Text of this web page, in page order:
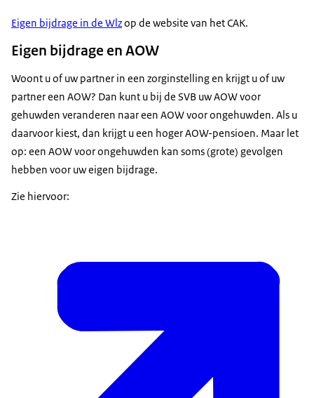
Eigen bijdrage in de Wlzop de website van het CAK.
Eigen bijdrage en AOW
Woont u of uw partner in een zorginstelling en krijgt u of uw
partner een AOW? Dan kunt u bij de SVB uw AOW voor
gehuwden veranderen naar een AOW voor ongehuwden. Als u
daarvoor kiest, dan krijgt u een hoger AOW-pensioen. Maar let
op: een AOW voor ongehuwden kan soms (grote) gevolgen
hebben voor uw eigen bijdrage.
Zie hiervoor: